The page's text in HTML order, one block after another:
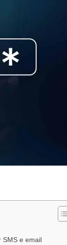
SMS e email